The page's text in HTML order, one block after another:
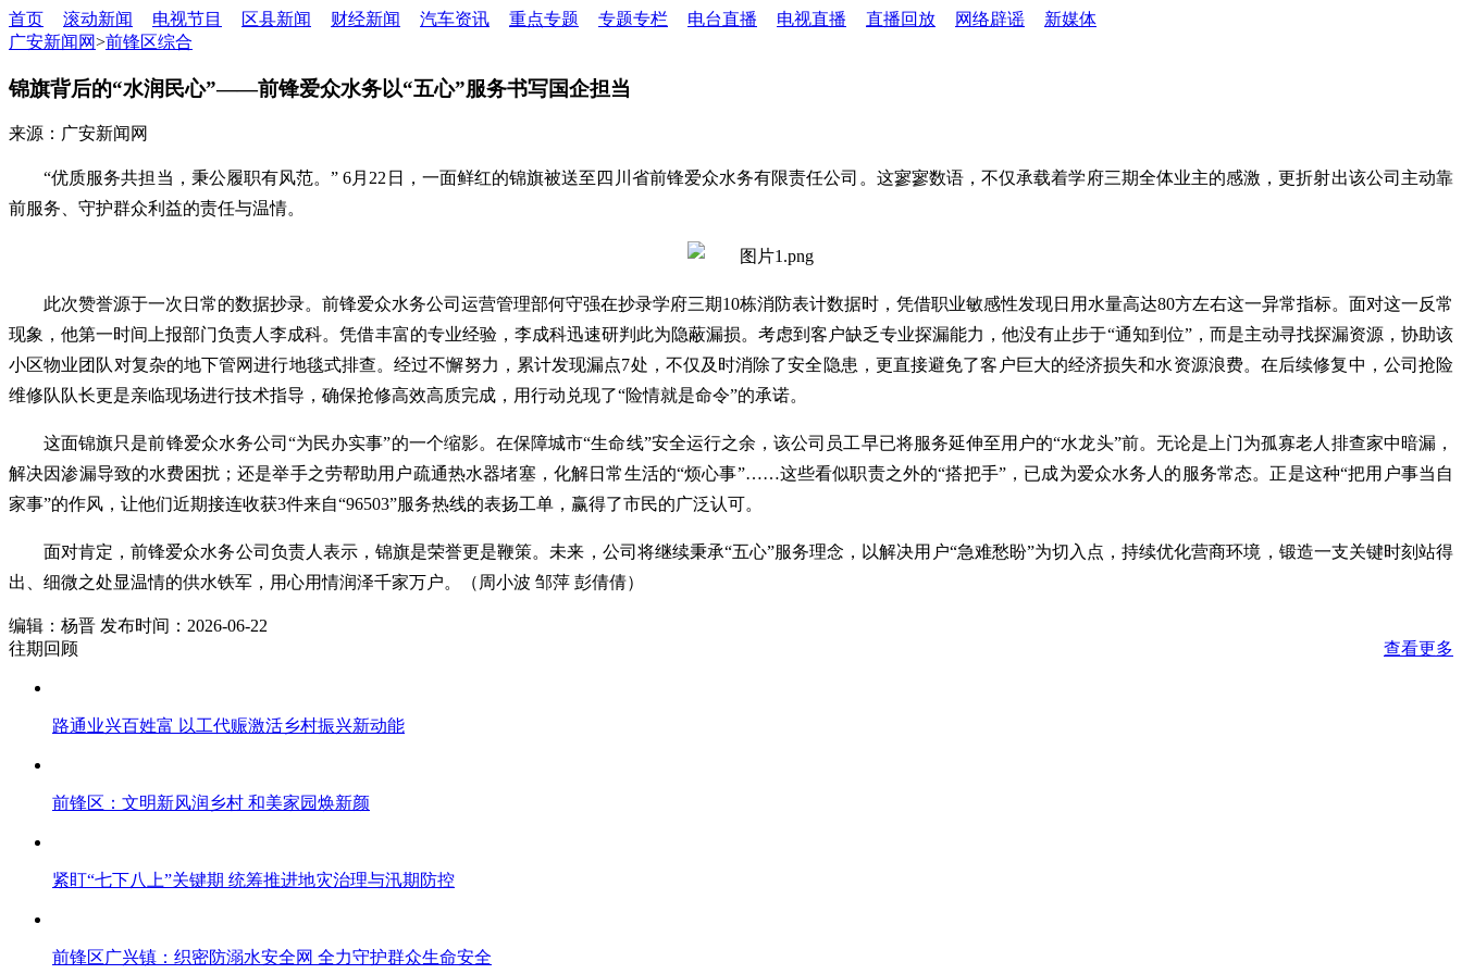
首页 滚动新闻 电视节目 区县新闻 财经新闻 汽车资讯 重点专题 专题专栏 电台直播 电视直播 直播回放 网络辟谣
新媒体
广安新闻网>前锋区综合
锦旗背后的“水润民心”——前锋爱众水务以“五心”服务书写国企担当
来源：广安新闻网
“优质服务共担当，秉公履职有风范。” 6月22日，一面鲜红的锦旗被送至四川省前锋爱众水务有限责任公司。这寥寥数语，不仅承载着学府三期全体业主的感激，更折射出该公司主动靠
前服务、守护群众利益的责任与温情。
此次赞誉源于一次日常的数据抄录。前锋爱众水务公司运营管理部何守强在抄录学府三期10栋消防表计数据时，凭借职业敏感性发现日用水量高达80方左右这一异常指标。面对这一反常
现象，他第一时间上报部门负责人李成科。凭借丰富的专业经验，李成科迅速研判此为隐蔽漏损。考虑到客户缺乏专业探漏能力，他没有止步于“通知到位”，而是主动寻找探漏资源，协助该
小区物业团队对复杂的地下管网进行地毯式排查。经过不懈努力，累计发现漏点7处，不仅及时消除了安全隐患，更直接避免了客户巨大的经济损失和水资源浪费。在后续修复中，公司抢险
维修队队长更是亲临现场进行技术指导，确保抢修高效高质完成，用行动兑现了“险情就是命令”的承诺。
这面锦旗只是前锋爱众水务公司“为民办实事”的一个缩影。在保障城市“生命线”安全运行之余，该公司员工早已将服务延伸至用户的“水龙头”前。无论是上门为孤寡老人排查家中暗漏，
解决因渗漏导致的水费困扰；还是举手之劳帮助用户疏通热水器堵塞，化解日常生活的“烦心事”……这些看似职责之外的“搭把手”，已成为爱众水务人的服务常态。正是这种“把用户事当自
家事”的作风，让他们近期接连收获3件来自“96503”服务热线的表扬工单，赢得了市民的广泛认可。
面对肯定，前锋爱众水务公司负责人表示，锦旗是荣誉更是鞭策。未来，公司将继续秉承“五心”服务理念，以解决用户“急难愁盼”为切入点，持续优化营商环境，锻造一支关键时刻站得
出、细微之处显温情的供水铁军，用心用情润泽千家万户。（周小波 邹萍 彭倩倩）
编辑：杨晋 发布时间：2026-06-22
往期回顾
查看更多
路通业兴百姓富 以工代赈激活乡村振兴新动能
前锋区：文明新风润乡村 和美家园焕新颜
紧盯“七下八上”关键期 统筹推进地灾治理与汛期防控
前锋区广兴镇：织密防溺水安全网 全力守护群众生命安全